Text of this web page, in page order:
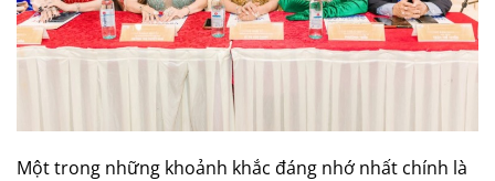
Một trong những khoảnh khắc đáng nhớ nhất chính là